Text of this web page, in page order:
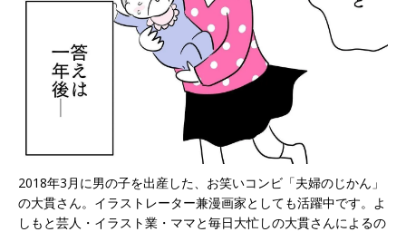
2018年3月に男の子を出産した、お笑いコンビ「夫婦のじかん」
の大貫さん。イラストレーター兼漫画家としても活躍中です。よ
しもと芸人・イラスト業・ママと毎日大忙しの大貫さんによるの